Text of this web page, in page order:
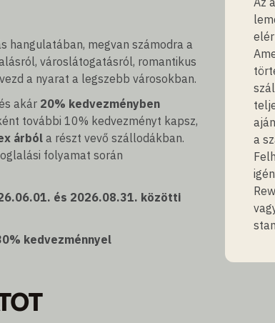
hangulatában, megvan számodra a
városlátogatásról, romantikus
a nyarat a legszebb városokban.
akár 20% kedvezményben
további 10% kedvezményt kapsz,
árból a részt vevő szállodákban.
folyamat során
és 2026.08.31. közötti
kedvezménnyel
a